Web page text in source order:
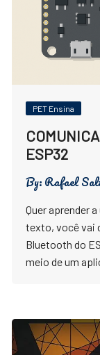
PET Ensina
ESP32
By:Rafael
Quer aprender
texto, você vai
Bluetooth do
meio de um